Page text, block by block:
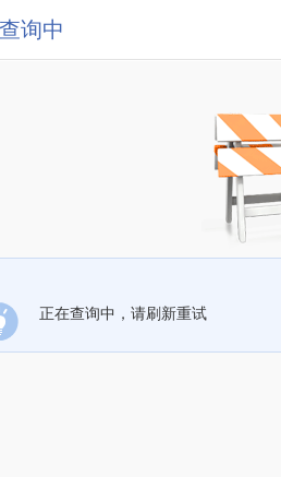
询中
正在查询中，请刷新重试